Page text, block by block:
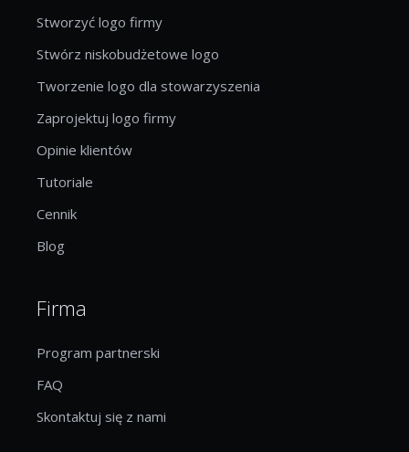
Stworzyć logo firmy
Stwórz niskobudżetowe logo
Tworzenie logo dla stowarzyszenia
Zaprojektuj logo firmy
Opinie klientów
Tutoriale
Cennik
Blog
Firma
Program partnerski
FAQ
Skontaktuj się z nami